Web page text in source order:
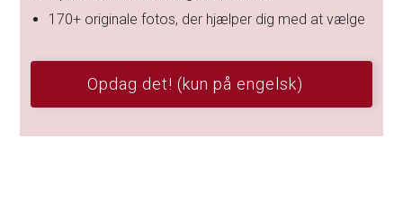
170+ originale fotos, der hjælper dig med at vælge
Opdag det! (kun på engelsk)